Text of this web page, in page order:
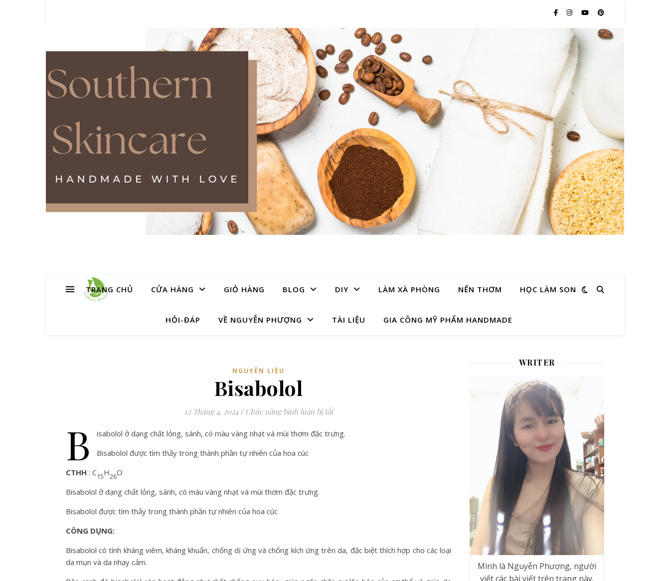
TRANG CHỦ CỬA HÀNG GIỎ HÀNG BLOG DIY LÀM XÀ PHÒNG NẾN THƠM HỌC LÀM SON
HỎI-ĐÁP VỀ NGUYỄN PHƯỢNG TÀI LIỆU GIA CÔNG MỸ PHẨM HANDMADE
NGUYÊN LIỆU
Bisabolol
12 Tháng 4, 2024 / Chức năng bình luận bị tắtở Bisabolol
B
isabolol ở dạng chất lỏng, sánh, có màu vàng nhạt và mùi thơm đặc trưng.
Bisabolol được tìm thấy trong thành phần tự nhiên của hoa cúc
CTHH : C15H26O
Bisabolol ở dạng chất lỏng, sánh, có màu vàng nhạt và mùi thơm đặc trưng.
Bisabolol được tìm thấy trong thành phần tự nhiên của hoa cúc
CÔNG DỤNG:
Bisabolol có tính kháng viêm, kháng khuẩn, chống dị ứng và chống kích ứng trên da, đặc biệt thích hợp cho các loại
da mụn và da nhạy cảm.
WRITER
Mình là Nguyễn Phượng, người
viết các bài viết trên trang này.